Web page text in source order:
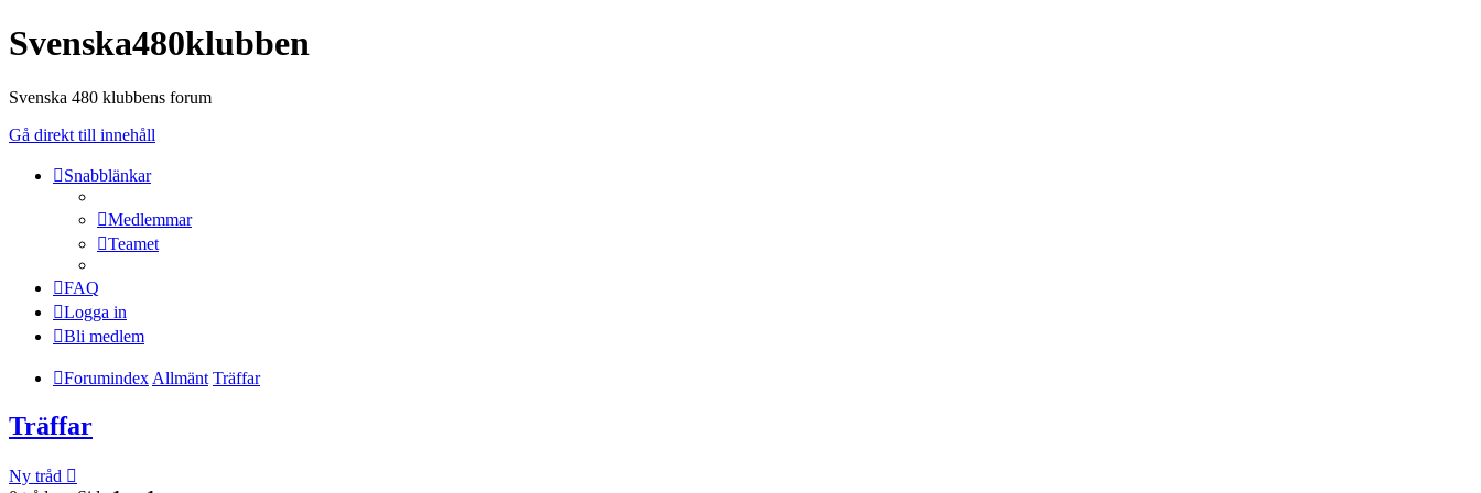
Svenska480klubben
Svenska 480 klubbens forum
Gå direkt till innehåll
Snabblänkar
Medlemmar
Teamet
FAQ
Logga in
Bli medlem
Forumindex Allmänt Träffar
Träffar
Ny tråd